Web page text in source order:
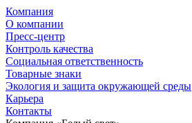
Компания
О компании
Пресс-центр
Контроль качества
Социальная ответственность
Товарные знаки
Экология и защита окружающей среды
Карьера
Контакты